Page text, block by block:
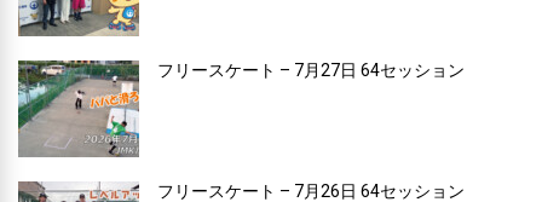
フリースケート – 7月27日 64セッション
フリースケート – 7月26日 64セッション